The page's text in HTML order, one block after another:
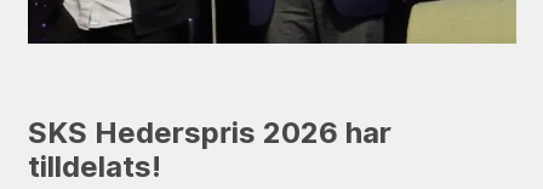
SKS Hederspris 2026 har
tilldelats!